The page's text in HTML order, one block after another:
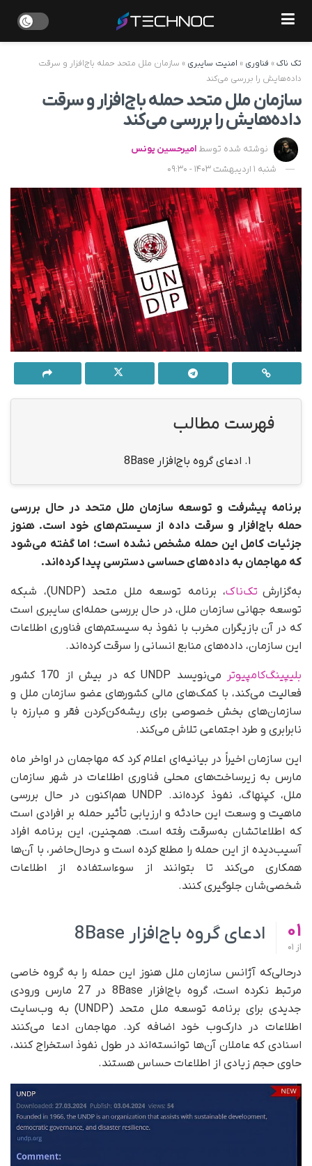
تک ناک» فناوری » امنیت سایبری » سازمان ملل متحد حمله باج‌افزار و سرقت
داده‌هایش را بررسی می‌کند
سازمان ملل متحد حمله باج‌افزار و سرقت
داده‌هایش را بررسی می‌کند
نوشته شده توسط امیرحسین یونس
شنبه 1 اردیبهشت 1403 - 09:30
فهرست مطالب
1. ادعای گروه باج‌افزار 8Base
برنامه پیشرفت و توسعه سازمان ملل متحد در حال بررسی
حمله باج‌افزار و سرقت داده از سیستم‌های خود است. هنوز
جزئیات کامل این حمله مشخص نشده است؛ اما گفته می‌شود
که مهاجمان به داده‌های حساسی دسترسی پیدا کرده‌اند.
به‌گزارش تک‌ناک
، برنامه توسعه ملل متحد (UNDP)، شبکه
توسعه جهانی سازمان ملل، در حال بررسی حمله‌ای سایبری است
که در آن بازیگران مخرب با نفوذ به سیستم‌های فناوری اطلاعات
این سازمان، داده‌های منابع انسانی را سرقت کرده‌اند.
بلیپینگ‌کامپیوتر
می‌نویسد UNDP که در بیش از 170 کشور
فعالیت می‌کند، با کمک‌های مالی کشورهای عضو سازمان ملل و
سازمان‌های بخش خصوصی برای ریشه‌کن‌کردن فقر و مبارزه با
نابرابری و طرد اجتماعی تلاش می‌کند.
این سازمان اخیراً در بیانیه‌ای اعلام کرد که مهاجمان در اواخر ماه
مارس به زیرساخت‌های محلی فناوری اطلاعات در شهر سازمان
ملل، کپنهاگ، نفوذ کرده‌اند. UNDP هم‌اکنون در حال بررسی
ماهیت و وسعت این حادثه و ارزیابی تأثیر حمله بر افرادی است
که اطلاعاتشان به‌سرقت رفته است. همچنین، این برنامه افراد
آسیب‌دیده از این حمله را مطلع کرده است و در‌حال‌حاضر، با آن‌ها
همکاری می‌کند تا بتوانند از سوءاستفاده از اطلاعات
شخصی‌شان جلوگیری کنند.
01
از
ادعای گروه باج‌افزار 8Base
در‌حالی‌که آژانس سازمان ملل هنوز این حمله را به گروه خاصی
مرتبط نکرده است، گروه باج‌افزار 8Base در 27 مارس ورودی
جدیدی برای برنامه توسعه ملل متحد (UNDP) به وب‌سایت
اطلاعات در دارک‌وب خود اضافه کرد. مهاجمان ادعا می‌کنند
اسنادی که عاملان آن‌ها توانسته‌اند در طول نفوذ استخراج کنند،
حاوی حجم زیادی از اطلاعات حساس هستند.